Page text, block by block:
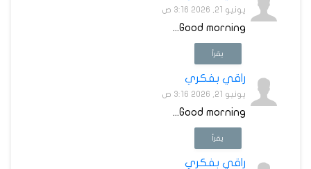
يونيو 21, 2026 3:16 ص
Good morning...
يقرأ
راقي بفكري
يونيو 21, 2026 3:16 ص
Good morning...
يقرأ
راقي بفكري